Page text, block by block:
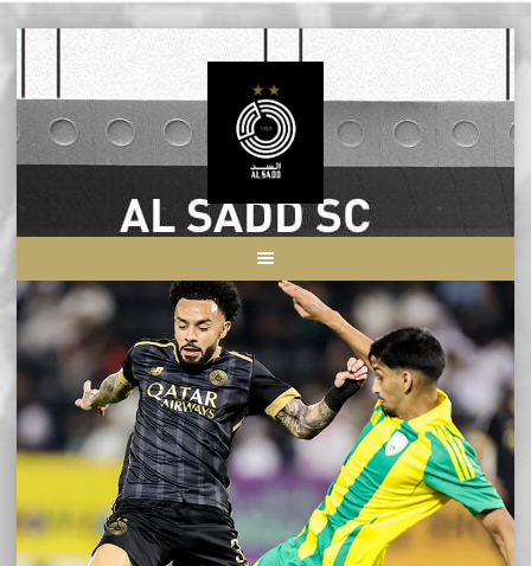
to
content